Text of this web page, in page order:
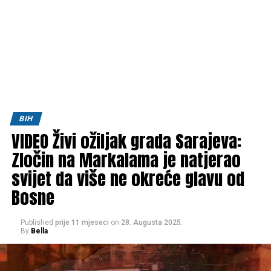
BIH
VIDEO Živi ožiljak grada Sarajeva:
Zločin na Markalama je natjerao
svijet da više ne okreće glavu od
Bosne
Published prije 11 mjeseci on 28. Augusta 2025.
By Bella